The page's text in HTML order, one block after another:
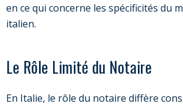
en ce qui concerne les spécificités du
italien.
Le Rôle Limité du Notaire
En Italie, le rôle du notaire diffère